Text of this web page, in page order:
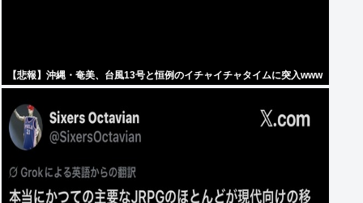
【悲報】沖縄・奄美、台風13号と恒例のイチャイチャタイムに突入www